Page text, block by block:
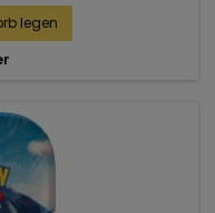
legen